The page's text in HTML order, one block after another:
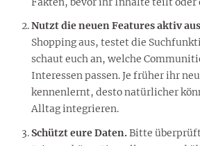
Nutzt die neuen Features aktiv
Shopping aus, testet die
schaut euch an, welche
Interessen passen. Je früher ihr
kennenlernt, desto natürlicher
Alltag integrieren.
Schützt eure Daten.Bitte